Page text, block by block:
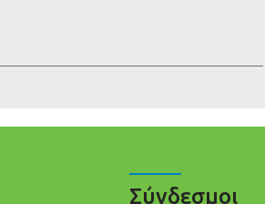
Σύνδεσμοι